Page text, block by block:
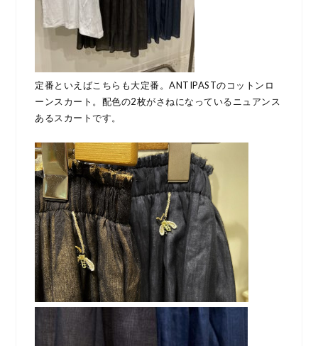
定番といえばこちらも大定番。ANTIPASTのコットンロ
ーンスカート。配色の2枚がさねになっているニュアンス
あるスカートです。